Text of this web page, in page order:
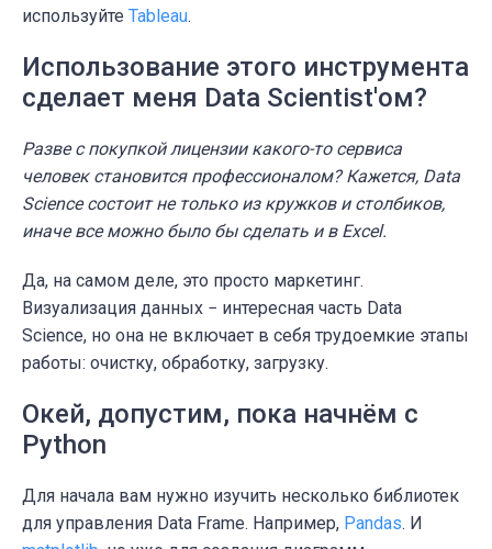
используйте Tableau.
Использование этого инструмента
сделает меня Data Scientist'ом?
Разве с покупкой лицензии какого-то сервиса
человек становится профессионалом? Кажется, Data
Science состоит не только из кружков и столбиков,
иначе все можно было бы сделать и в Excel.
Да, на самом деле, это просто маркетинг.
Визуализация данных − интересная часть Data
Science, но она не включает в себя трудоемкие этапы
работы: очистку, обработку, загрузку.
Окей, допустим, пока начнём с
Python
Для начала вам нужно изучить несколько библиотек
для управления Data Frame. Например, Pandas. И